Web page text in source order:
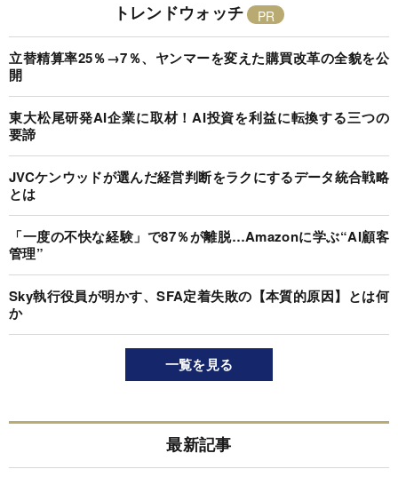
トレンドウォッチ
立替精算率25％→7％、ヤンマーを変えた購買改革の全貌を公
開
東大松尾研発AI企業に取材！AI投資を利益に転換する三つの
要諦
JVCケンウッドが選んだ経営判断をラクにするデータ統合戦略
とは
「一度の不快な経験」で87％が離脱…Amazonに学ぶ“AI顧客
管理”
Sky執行役員が明かす、SFA定着失敗の【本質的原因】とは何
か
一覧を見る
最新記事